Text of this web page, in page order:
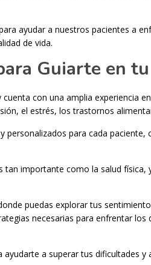
ayudar a nuestros pacientes a
de vida.
Guiarte en
con una amplia experiencia
el estrés, los trastornos
personalizados para cada
tan importante como la salud
puedas explorar tus
necesarias para enfrentar los
a superar tus dificultades y